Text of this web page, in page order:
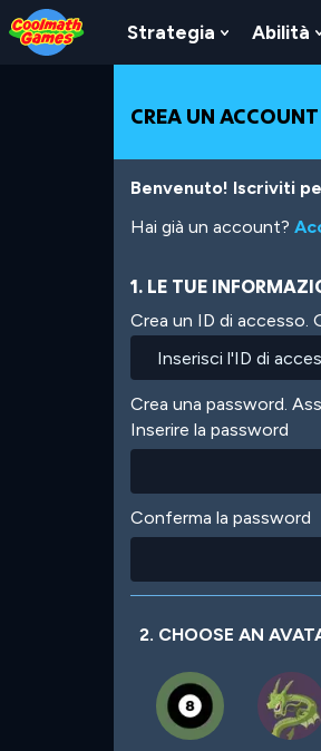
Skip
to
Top
Skip
to
Navigation
Skip
to
Main
Skip
to
Footer
Salta
al
contenuto
Strategia
Show
Submenu
Strategia
Abilità
CREA UN
Benvenuto! Iscriviti
Hai già un account?
1. LE TUE
Crea un ID di accesso.
Crea una password.
Inserire la password
Conferma la password
2. CHOOSE AN